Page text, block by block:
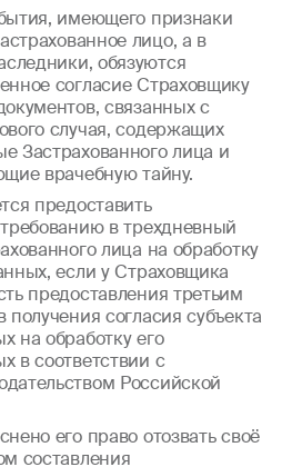
имеющего признаки
лицо, а в
обязуются
согласие Страховщику
связанных с
случая, содержащих
Застрахованного лица и
врачебную тайну.
предоставить
в трехдневный
лица на обработку
если у Страховщика
предоставления третьим
получения согласия субъекта
на обработку его
в соответствии с
Российской
его право отозвать своё
составления